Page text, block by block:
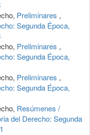
Preliminares ,
Segunda Época,
Preliminares ,
Segunda Época,
Preliminares ,
Segunda Época,
Resúmenes /
del Derecho: Segunda